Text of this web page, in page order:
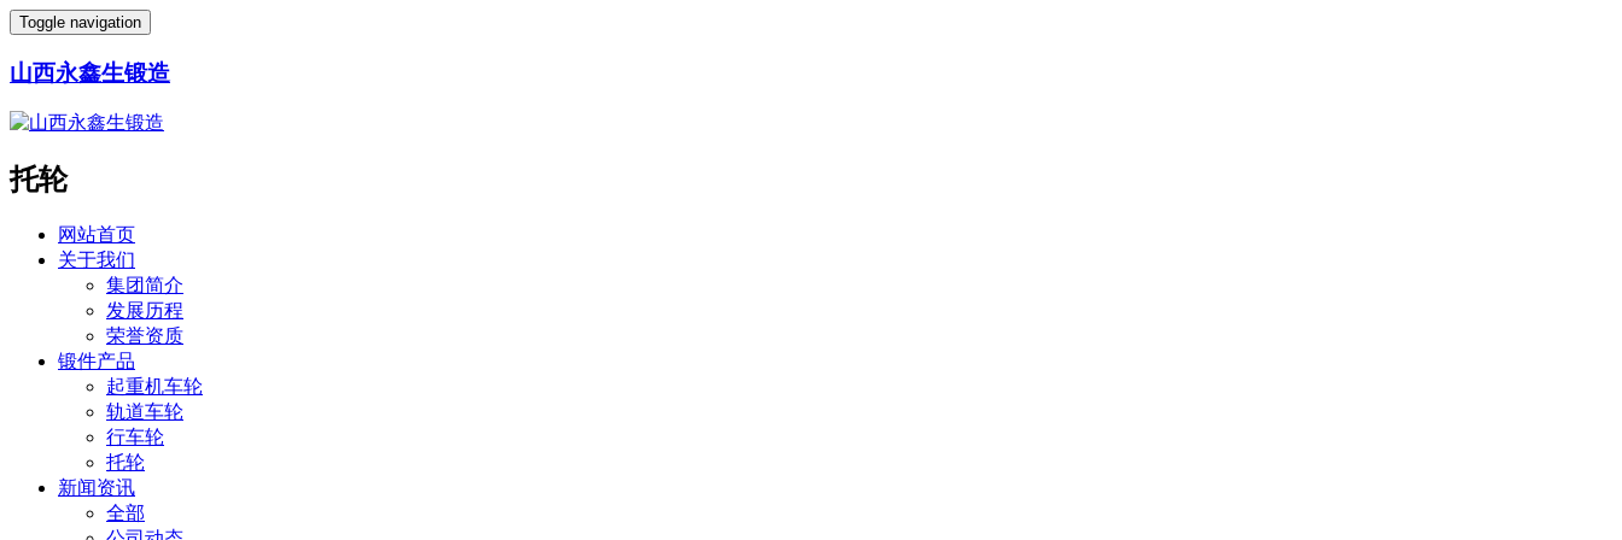
Toggle navigation
山西永鑫生锻造
托轮
网站首页
关于我们
集团简介
发展历程
荣誉资质
锻件产品
起重机车轮
轨道车轮
行车轮
托轮
新闻资讯
全部